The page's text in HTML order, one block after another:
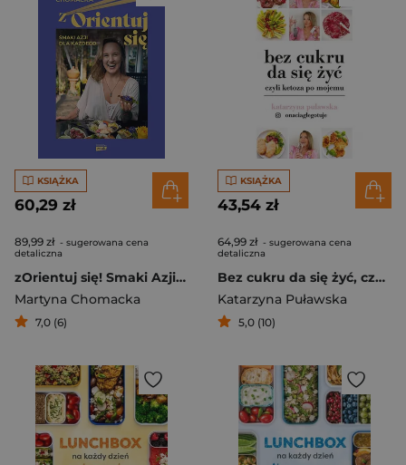
KSIĄŻKA
60,29 zł
89,99 zł - sugerowana cena
detaliczna
zOrientuj się! Smaki Azji dla każdego
Martyna Chomacka
7,0 (6)
KSIĄŻKA
43,54 zł
64,99 zł - sugerowana cena
detaliczna
Bez cukru da się żyć, czyli ketoza po mojemu
Katarzyna Puławska
5,0 (10)